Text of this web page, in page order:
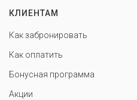
КЛИЕНТАМ
Как забронировать
Как оплатить
Бонусная программа
Акции